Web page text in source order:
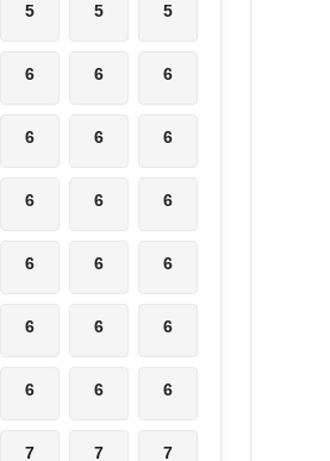
5 5 5
6 6 6
6 6 6
6 6 6
6 6 6
6 6 6
6 6 6
7 7 7